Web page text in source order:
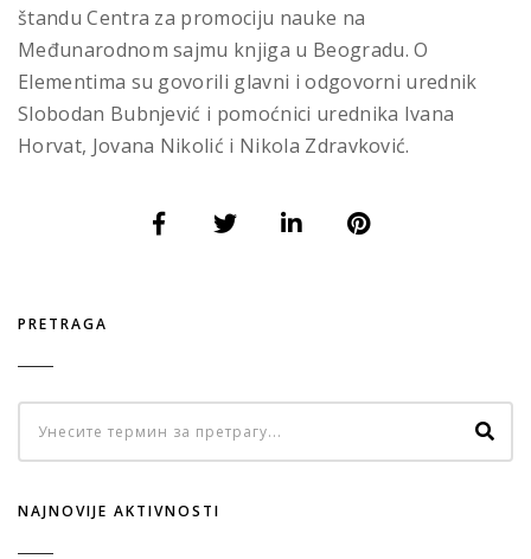
štandu Centra za promociju nauke na
Međunarodnom sajmu knjiga u Beogradu. O
Elementima su govorili glavni i odgovorni urednik
Slobodan Bubnjević i pomoćnici urednika Ivana
Horvat, Jovana Nikolić i Nikola Zdravković.
PRETRAGA
NAJNOVIJE AKTIVNOSTI